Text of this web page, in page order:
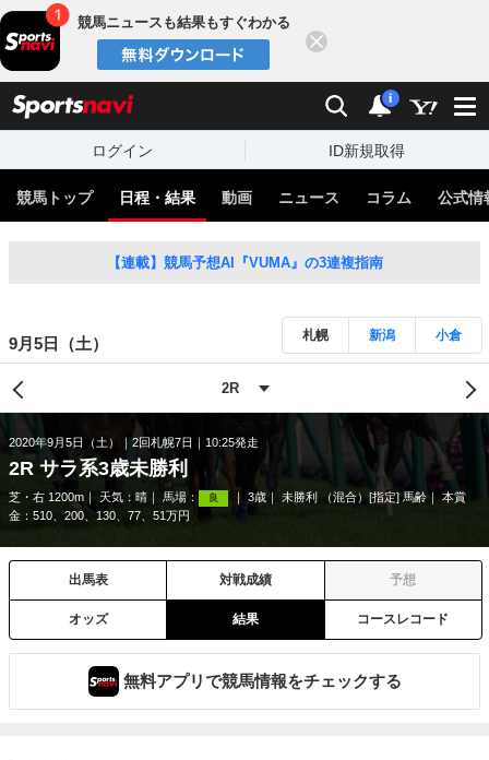
競馬ニュースも結果もすぐわかる
検索 通知
i
ログイン ID新規取得
競馬トップ 日程・結果 動画 ニュース コラム 公式情
【連載】競馬予想AI『VUMA』の3連複指南
9月5日（土） 札幌 新潟 小倉
2020年9月5日（土） 2回札幌7日 10:25発走
2R サラ系3歳未勝利
芝・右 1200m 天気： 晴 馬場： 良 3歳 未勝利 （混合）[指定] 馬齢
本賞
金：510、200、130、77、51万円
出馬表 対戦成績 予想
オッズ 結果 コースレコード
無料アプリで競馬情報をチェックする